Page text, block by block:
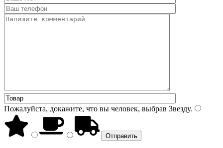
Пожалуйста, докажите, что вы человек, выбрав Звезду.